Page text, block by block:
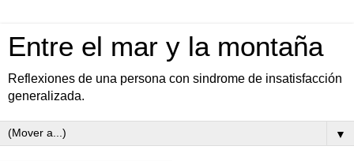
Entre el mar y la montaña
Reflexiones de una persona con sindrome de insatisfacción
generalizada.
▼